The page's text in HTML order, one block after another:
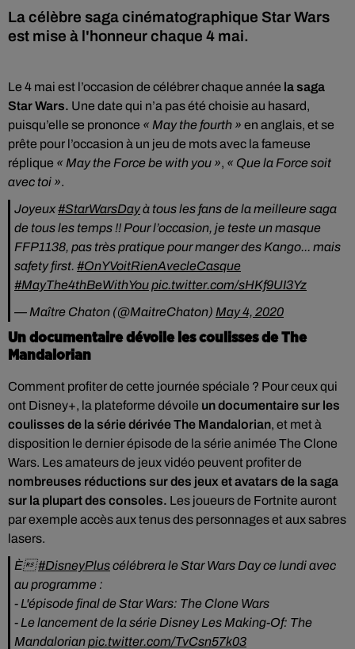
La célèbre saga cinématographique Star Wars
est mise à l'honneur chaque 4 mai.
Le 4 mai est l’occasion de célébrer chaque année la saga
Star Wars. Une date qui n’a pas été choisie au hasard,
puisqu’elle se prononce « May the fourth » en anglais, et se
prête pour l’occasion à un jeu de mots avec la fameuse
réplique « May the Force be with you », « Que la Force soit
avec toi ».
Joyeux#StarWarsDayà tous les fans de la meilleure saga
de tous les temps !! Pour l’occasion, je teste un masque
FFP1138, pas très pratique pour manger des Kango... mais
safety first. #OnYVoitRienAvecleCasque
#MayThe4thBeWithYoupic.twitter.com/sHKf9UI3Yz
— Maître Chaton (@MaitreChaton) May 4, 2020
Un documentaire dévoile les coulisses de The
Mandalorian
Comment profiter de cette journée spéciale ? Pour ceux qui
ont Disney+, la plateforme dévoile un documentaire sur les
coulisses de la série dérivée The Mandalorian, et met à
disposition le dernier épisode de la série animée The Clone
Wars. Les amateurs de jeux vidéo peuvent profiter de
nombreuses réductions sur des jeux et avatars de la saga
sur la plupart des consoles. Les joueurs de Fortnite auront
par exemple accès aux tenus des personnages et aux sabres
lasers.
È️#DisneyPluscélébrera le Star Wars Day ce lundi avec
au programme :
- L'épisode final de Star Wars: The Clone Wars
- Le lancement de la série Disney Les Making-Of: The
Mandalorianpic.twitter.com/TvCsn57k03